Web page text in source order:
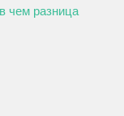
чем разница